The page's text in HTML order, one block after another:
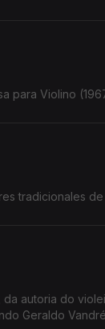
para Violino
tradicionales
e investigador Cacai
Geraldo